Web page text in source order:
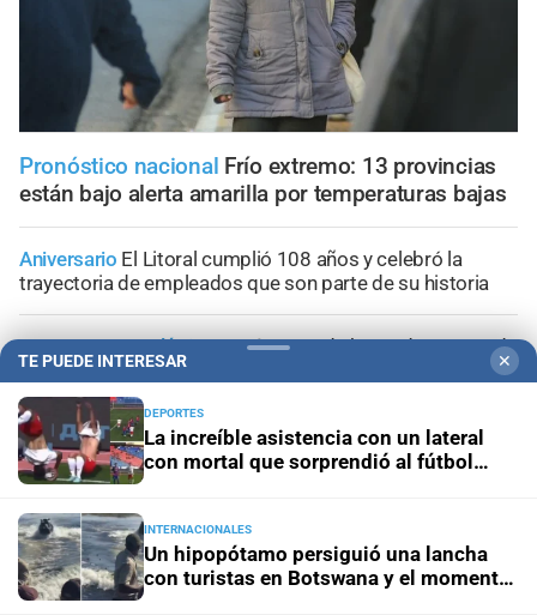
Pronóstico nacional Frío extremo: 13 provincias
están bajo alerta amarilla por temperaturas bajas
Aniversario El Litoral cumplió 108 años y celebró la
trayectoria de empleados que son parte de su historia
Panorama astrológicoHoróscopo de hoy 9 de agosto de
2026
Horóscopo del díaHoróscopo de hoy para Piscis: 09 de
agosto de 2026
Horóscopo del díaHoróscopo de hoy para Acuario: 09
de agosto de 2026
TE PUEDE INTERESAR ✕
DEPORTES
La increíble asistencia con un lateral
con mortal que sorprendió al fútbol
INTERNACIONALES
Un hipopótamo persiguió una lancha
con turistas en Botswana y el momento